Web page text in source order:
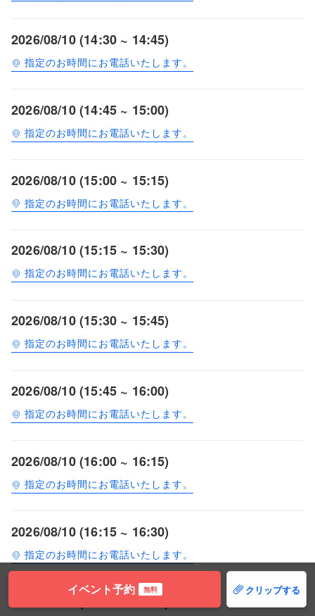
2026/08/10 (14:30 ~ 14:45)
指定のお時間にお電話いたします。
2026/08/10 (14:45 ~ 15:00)
指定のお時間にお電話いたします。
2026/08/10 (15:00 ~ 15:15)
指定のお時間にお電話いたします。
2026/08/10 (15:15 ~ 15:30)
指定のお時間にお電話いたします。
2026/08/10 (15:30 ~ 15:45)
指定のお時間にお電話いたします。
2026/08/10 (15:45 ~ 16:00)
指定のお時間にお電話いたします。
2026/08/10 (16:00 ~ 16:15)
指定のお時間にお電話いたします。
2026/08/10 (16:15 ~ 16:30)
指定のお時間にお電話いたします。
2026/08/10 (16:30 ~ 16:45)
イベント予約 無料 クリップする